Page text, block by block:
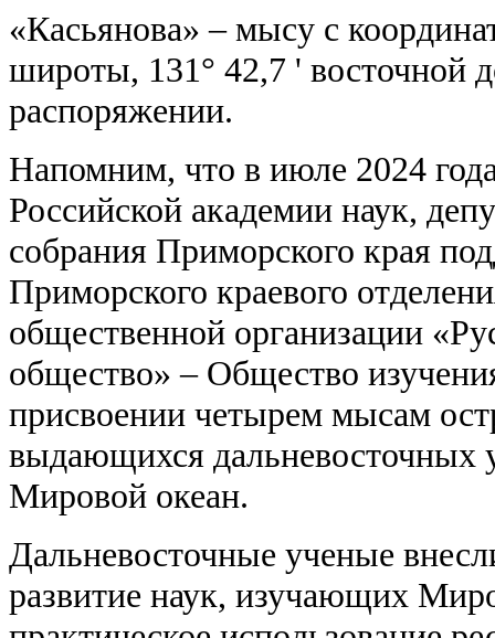
«Касьянова» – мысу с
широты, 131° 42,7 ' восточной
распоряжении.
Напомним, что в июле 2024
Российской академии наук,
собрания Приморского края
Приморского краевого
общественной организации
общество» – Общество
присвоении четырем мысам
выдающихся дальневосточных
Мировой океан.
Дальневосточные ученые
развитие наук, изучающих